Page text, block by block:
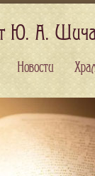
Ю. А.
Новости